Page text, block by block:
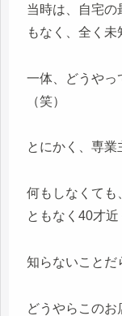
当時は、自宅の
もなく、全く未
一体、どうやっ
（笑）
とにかく、専業
何もしなくても
ともなく40才近
知らないことだ
どうやらこの